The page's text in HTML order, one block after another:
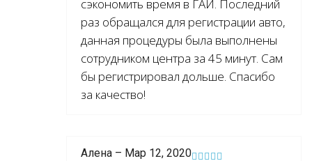
сэкономить время в ГАИ. Последний
раз обращался для регистрации авто,
данная процедуры была выполнены
сотрудником центра за 45 минут. Сам
бы регистрировал дольше. Спасибо
за качество!
Алена – Мар 12, 2020